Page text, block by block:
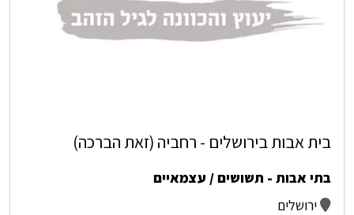
בית אבות בירושלים - רחביה (זאת הברכה)
בתי אבות - תשושים / עצמאיים
ירושלים